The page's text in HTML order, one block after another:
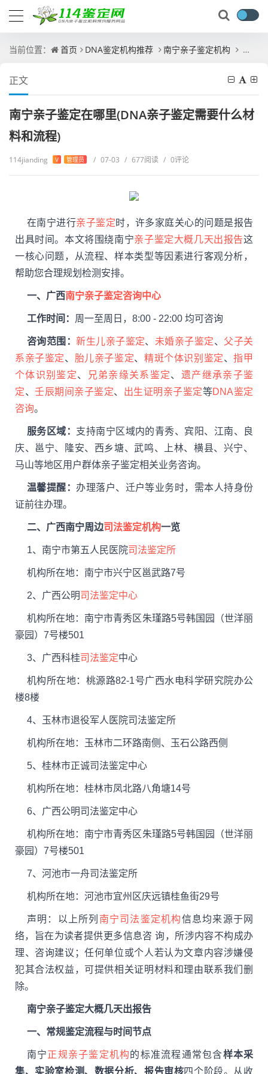
当前位置： 首页 DNA鉴定机构推荐 南宁亲子鉴定机构 南宁
正文
南宁亲子鉴定在哪里(DNA亲子鉴定需要什么材
料和流程)
114jianding V 管理员 / 07-03 / 677阅读 / 0评论
在南宁进行亲子鉴定时，许多家庭关心的问题是报告
出具时间。本文将围绕南宁亲子鉴定大概几天出报告这
一核心问题，从流程、样本类型等因素进行客观分析，
帮助您合理规划检测安排。
一、广西南宁亲子鉴定咨询中心
工作时间： 周一至周日，8:00 - 22:00 均可咨询
咨询范围：新生儿亲子鉴定、 未婚亲子鉴定、 父子关
系亲子鉴定、 胎儿亲子鉴定、 精斑个体识别鉴定、指甲
个体识别鉴定、 兄弟亲缘关系鉴定、 遗产继承亲子鉴
定、 壬辰期间亲子鉴定、 出生证明亲子鉴定等DNA鉴定
咨询。
服务区域： 支持南宁区域内的青秀、宾阳、江南、良
庆、邕宁、隆安、西乡塘、武鸣、上林、横县、兴宁、
马山等地区用户群体亲子鉴定相关业务咨询。
温馨提醒： 办理落户、迁户等业务时，需本人持身份
证前往办理。
二、广西南宁周边司法鉴定机构一览
1、南宁市第五人民医院司法鉴定所
机构所在地：南宁市兴宁区邕武路7号
2、广西公明司法鉴定中心
机构所在地：南宁市青秀区朱瑾路5号韩国园（世洋丽
豪园）7号楼501
3、广西科桂司法鉴定中心
机构所在地：桃源路82-1号广西水电科学研究院办公
楼8楼
4、玉林市退役军人医院司法鉴定所
机构所在地：玉林市二环路南侧、玉石公路西侧
5、桂林市正诚司法鉴定中心
机构所在地：桂林市凤北路八角塘14号
6、广西公明司法鉴定中心
机构所在地：南宁市青秀区朱瑾路5号韩国园（世洋丽
豪园）7号楼501
7、河池市一舟司法鉴定所
机构所在地：河池市宜州区庆远镇桂鱼街29号
声明：以上所列 南宁司法鉴定机构信息均来源于网
络，旨在为读者提供更多信息咨 询，所涉内容不构成办
理、咨询建议；任何单位或个人若认为文章内容涉嫌侵
犯其合法权益，可提供相关证明材料和理由联系我们删
除。
南宁亲子鉴定大概几天出报告
一、常规鉴定流程与时间节点
南宁正规亲子鉴定机构的标准流程通常包含样本采
集、实验室检测、数据分析、报告审核四个阶段。从收